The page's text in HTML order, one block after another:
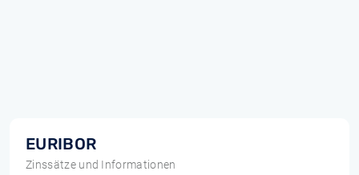
EURIBOR
Zinssätze und Informationen